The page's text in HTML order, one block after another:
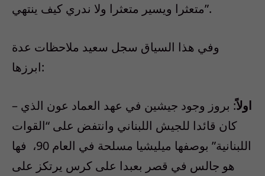
متعثرا ويسير متعثرا ولا ندري كيف ينتهي”.
وفي هذا السياق سجل سعيد ملاحظات عدة
ابرزها:
– اولاً: بروز وجود جيشين في عهد العماد عون الذي
كان قائدا للجيش اللبناني وانتفض على “القوات
اللبنانية” بوصفها ميليشيا مسلحة في العام 90، فها
هو جالس في قصر بعبدا على كرس يرتكز على